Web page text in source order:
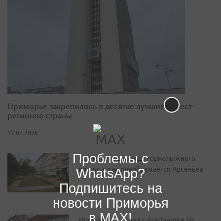
Приморье закрепилось в десятке лучших инвест-
регионов страны
17.07.2026
От уютного двора до горнолыжного
курорта: как преображается Арсеньев
Проблемы с
WhatsApp?
Подпишитесь на
новости Приморья
в MAX!